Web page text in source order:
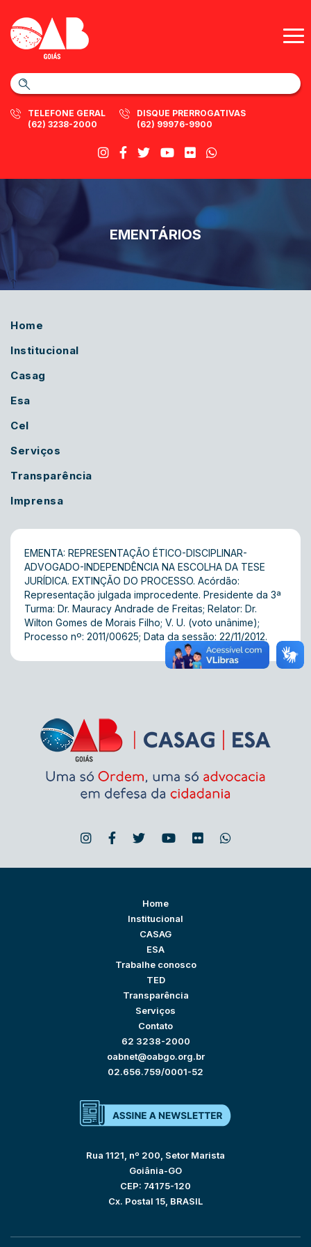
TELEFONE GERAL
(62) 3238-2000
DISQUE PRERROGATIVAS
(62) 99976-9900
EMENTÁRIOS
Home
Institucional
Casag
Esa
Cel
Serviços
Transparência
Imprensa
EMENTA: REPRESENTAÇÃO ÉTICO-DISCIPLINAR-
ADVOGADO-INDEPENDÊNCIA NA ESCOLHA DA TESE
JURÍDICA. EXTINÇÃO DO PROCESSO. Acórdão:
Representação julgada improcedente. Presidente da 3ª
Turma: Dr. Mauracy Andrade de Freitas; Relator: Dr.
Wilton Gomes de Morais Filho; V. U. (voto unânime);
Processo nº: 2011/00625; Data da sessão: 22/11/2012.
Home
Institucional
CASAG
ESA
Trabalhe conosco
TED
Transparência
Serviços
Contato
62 3238-2000
oabnet@oabgo.org.br
02.656.759/0001-52
Rua 1121, nº 200, Setor Marista
Goiânia-GO
CEP: 74175-120
Cx. Postal 15, BRASIL